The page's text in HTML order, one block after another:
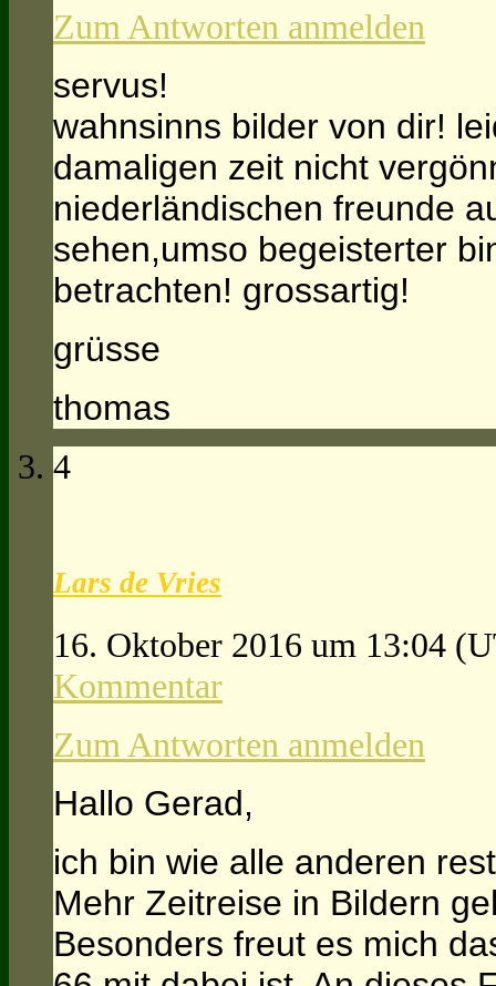
Zum Antworten anmelden
servus!
wahnsinns bilder von dir!
damaligen zeit nicht
niederländischen freunde
sehen,umso begeisterter
betrachten! grossartig!
grüsse
thomas
4
Lars de Vries
16. Oktober 2016 um 13:04
Kommentar
Zum Antworten anmelden
Hallo Gerad,
ich bin wie alle anderen
Mehr Zeitreise in Bildern
Besonders freut es mich